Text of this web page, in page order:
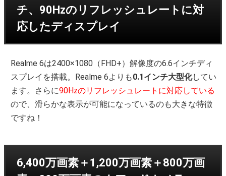
チ、90Hzのリフレッシュレートに対
応したディスプレイ
Realme 6は2400×1080（FHD+）解像度の6.6インチディ
スプレイを搭載。Realme 6よりも0.1インチ大型化してい
ます。さらに90Hzのリフレッシュレートに対応している
ので、滑らかな表示が可能になっているのも大きな特徴
ですね！
6,400万画素＋1,200万画素＋800万画